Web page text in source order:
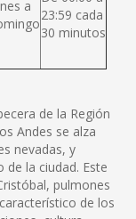
a
23:59 cada
30 minutos
de la Región
Andes se alza
nevadas, y
la ciudad. Este
pulmones
de los